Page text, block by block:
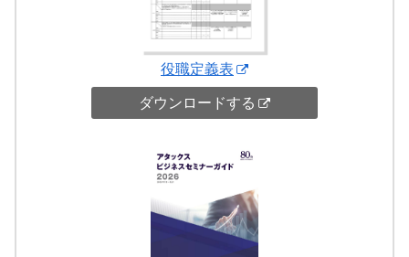
役職定義表
ダウンロードする